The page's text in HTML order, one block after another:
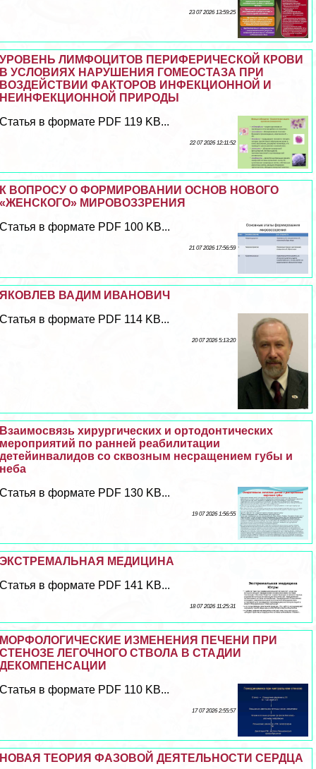
23 07 2026 13:59:25
УРОВЕНЬ ЛИМФОЦИТОВ ПЕРИФЕРИЧЕСКОЙ КРОВИ
В УСЛОВИЯХ НАРУШЕНИЯ ГОМЕОСТАЗА ПРИ
ВОЗДЕЙСТВИИ ФАКТОРОВ ИНФЕКЦИОННОЙ И
НЕИНФЕКЦИОННОЙ ПРИРОДЫ
Статья в формате PDF 119 KB...
22 07 2026 12:11:52
К ВОПРОСУ О ФОРМИРОВАНИИ ОСНОВ НОВОГО
«ЖЕНСКОГО» МИРОВОЗЗРЕНИЯ
Статья в формате PDF 100 KB...
21 07 2026 17:56:59
ЯКОВЛЕВ ВАДИМ ИВАНОВИЧ
Статья в формате PDF 114 KB...
20 07 2026 5:13:20
Взаимосвязь хирургических и ортодонтических
мероприятий по ранней реабилитации
детейинвалидов со сквозным несращением губы и
неба
Статья в формате PDF 130 KB...
19 07 2026 1:56:55
ЭКСТРЕМАЛЬНАЯ МЕДИЦИНА
Статья в формате PDF 141 KB...
18 07 2026 11:25:31
МОРФОЛОГИЧЕСКИЕ ИЗМЕНЕНИЯ ПЕЧЕНИ ПРИ
СТЕНОЗЕ ЛЕГОЧНОГО СТВОЛА В СТАДИИ
ДЕКОМПЕНСАЦИИ
Статья в формате PDF 110 KB...
17 07 2026 2:55:57
НОВАЯ ТЕОРИЯ ФАЗОВОЙ ДЕЯТЕЛЬНОСТИ СЕРДЦА